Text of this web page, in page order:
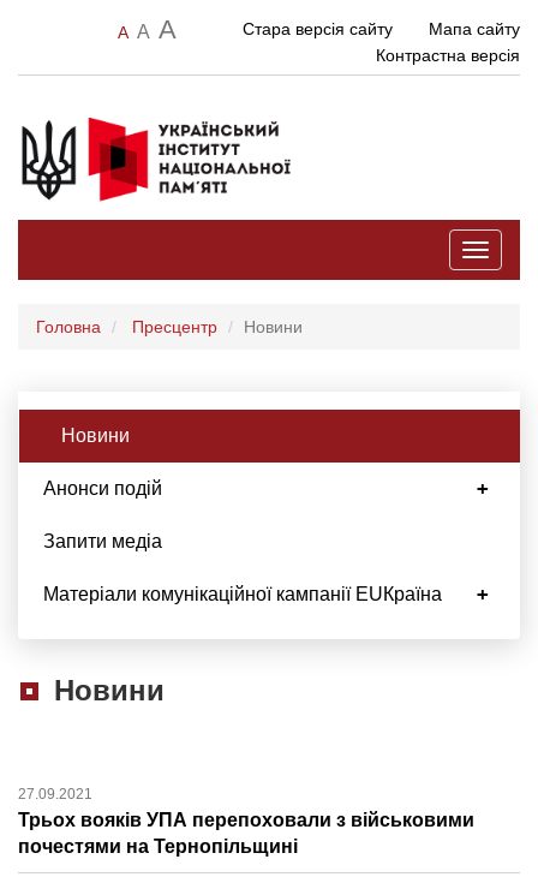
A A A Стара версія сайту
Мапа сайту
Контрастна версія
Toggle
Головна Пресцентр Новини
Новини
Анонси подій
Запити медіа
Матеріали комунікаційної кампанії EUКраїна
Новини
27.09.2021
Трьох вояків УПА перепоховали з військовими
почестями на Тернопільщині